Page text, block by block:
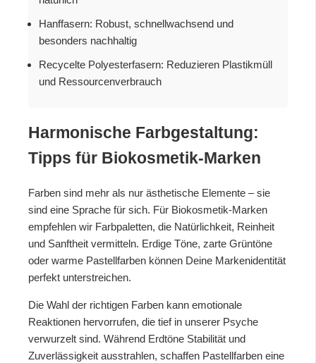
Hanffasern: Robust, schnellwachsend und
besonders nachhaltig
Recycelte Polyesterfasern: Reduzieren Plastikmüll
und Ressourcenverbrauch
Harmonische Farbgestaltung:
Tipps für Biokosmetik-Marken
Farben sind mehr als nur ästhetische Elemente – sie
sind eine Sprache für sich. Für Biokosmetik-Marken
empfehlen wir Farbpaletten, die Natürlichkeit, Reinheit
und Sanftheit vermitteln. Erdige Töne, zarte Grüntöne
oder warme Pastellfarben können Deine Markenidentität
perfekt unterstreichen.
Die Wahl der richtigen Farben kann emotionale
Reaktionen hervorrufen, die tief in unserer Psyche
verwurzelt sind. Während Erdtöne Stabilität und
Zuverlässigkeit ausstrahlen, schaffen Pastellfarben eine